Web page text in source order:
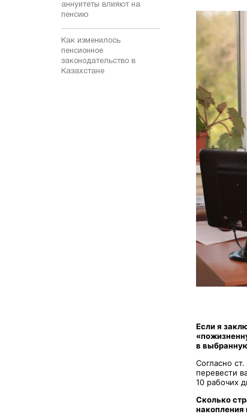
аннуитеты влияют на
пенсию
Как изменилось
пенсионное
законодательство в
Казахстане
Если я
в
Согласно
перевести
10 рабочих
Сколько